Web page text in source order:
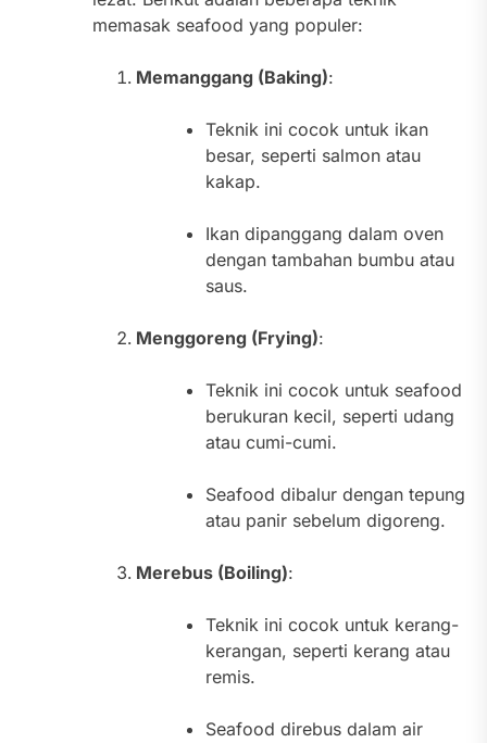
memasak seafood yang populer:
Memanggang (Baking):
Teknik ini cocok untuk ikan
besar, seperti salmon atau
kakap.
Ikan dipanggang dalam oven
dengan tambahan bumbu atau
saus.
Menggoreng (Frying):
Teknik ini cocok untuk seafood
berukuran kecil, seperti udang
atau cumi-cumi.
Seafood dibalur dengan tepung
atau panir sebelum digoreng.
Merebus (Boiling):
Teknik ini cocok untuk kerang-
kerangan, seperti kerang atau
remis.
Seafood direbus dalam air